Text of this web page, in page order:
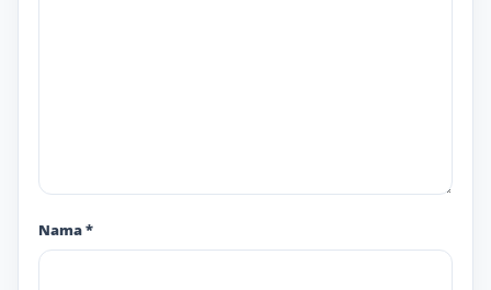
Nama*